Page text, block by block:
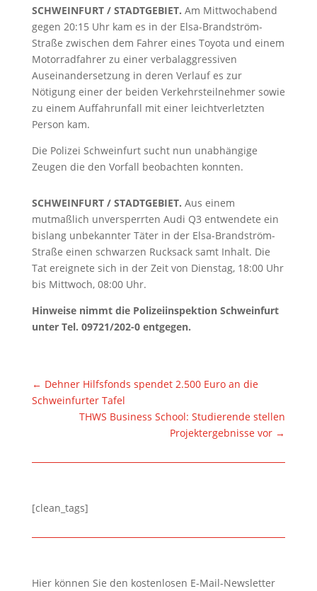
SCHWEINFURT / STADTGEBIET. Am Mittwochabend
gegen 20:15 Uhr kam es in der Elsa-Brandström-
Straße zwischen dem Fahrer eines Toyota und einem
Motorradfahrer zu einer verbalaggressiven
Auseinandersetzung in deren Verlauf es zur
Nötigung einer der beiden Verkehrsteilnehmer sowie
zu einem Auffahrunfall mit einer leichtverletzten
Person kam.
Die Polizei Schweinfurt sucht nun unabhängige
Zeugen die den Vorfall beobachten konnten.
SCHWEINFURT / STADTGEBIET. Aus einem
mutmaßlich unversperrten Audi Q3 entwendete ein
bislang unbekannter Täter in der Elsa-Brandström-
Straße einen schwarzen Rucksack samt Inhalt. Die
Tat ereignete sich in der Zeit von Dienstag, 18:00 Uhr
bis Mittwoch, 08:00 Uhr.
Hinweise nimmt die Polizeiinspektion Schweinfurt
unter Tel. 09721/202-0 entgegen.
← Dehner Hilfsfonds spendet 2.500 Euro an die
Schweinfurter Tafel
THWS Business School: Studierende stellen
Projektergebnisse vor →
[clean_tags]
Hier können Sie den kostenlosen E-Mail-Newsletter